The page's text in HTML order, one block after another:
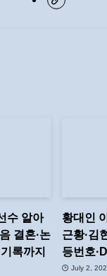
수 알아
결혼·논
록까지
황대인
근황·김
등번호
July 2,